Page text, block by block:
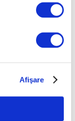
Afişare